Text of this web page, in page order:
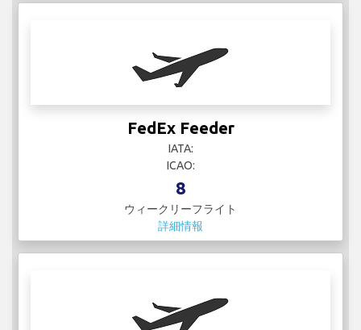
FedEx Feeder
IATA:
ICAO:
8
ウィークリーフライト
詳細情報